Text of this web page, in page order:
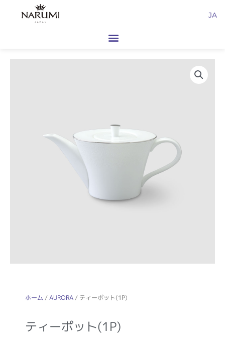
JA
ホーム /AURORA/ ティーポット(1P)
ティーポット(1P)